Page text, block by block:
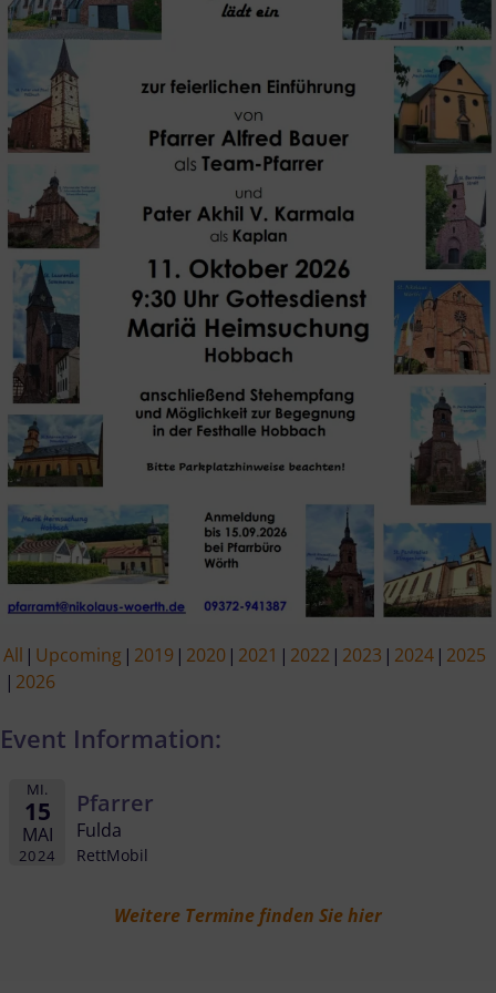
All Upcoming 2019 2020 2021 2022 2023 2024 2025
2026
Event Information:
MI.
15
MAI
2024
Pfarrer
Fulda
RettMobil
Weitere Termine finden Sie hier